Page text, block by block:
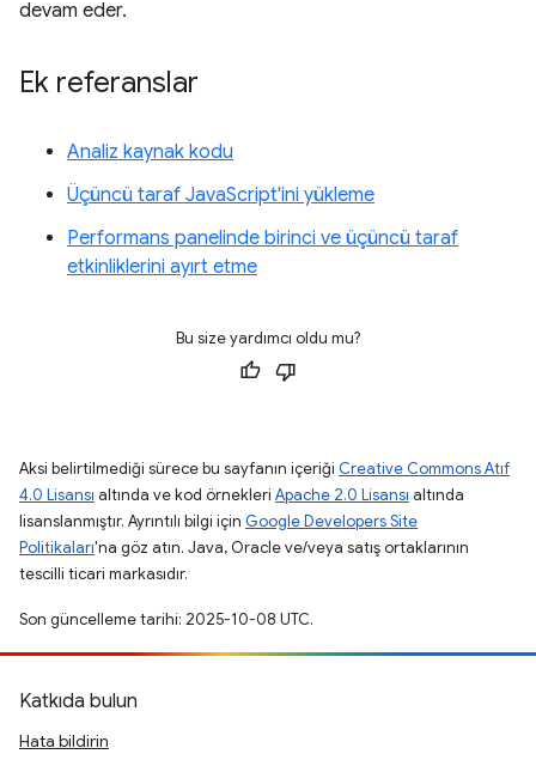
devam eder.
Ek referanslar
Analiz kaynak kodu
Üçüncü taraf JavaScript'ini yükleme
Performans panelinde birinci ve üçüncü taraf
etkinliklerini ayırt etme
Bu size yardımcı oldu mu?
Aksi belirtilmediği sürece bu sayfanın içeriği Creative Commons Atıf
4.0 Lisansı altında ve kod örnekleri Apache 2.0 Lisansı altında
lisanslanmıştır. Ayrıntılı bilgi için Google Developers Site
Politikaları'na göz atın. Java, Oracle ve/veya satış ortaklarının
tescilli ticari markasıdır.
Son güncelleme tarihi: 2025-10-08 UTC.
Katkıda bulun
Hata bildirin